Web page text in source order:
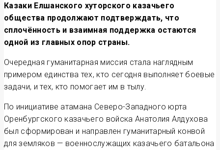
Казаки Елшанского хуторского казачьего
общества продолжают подтверждать, что
сплочённость и взаимная поддержка остаются
одной из главных опор страны.
Очередная гуманитарная миссия стала наглядным
примером единства тех, кто сегодня выполняет боевые
задачи, и тех, кто помогает им в тылу.
По инициативе атамана Северо-Западного юрта
Оренбургского казачьего войска Анатолия Алдухова
был сформирован и направлен гуманитарный конвой
для земляков — военнослужащих казачьего батальона